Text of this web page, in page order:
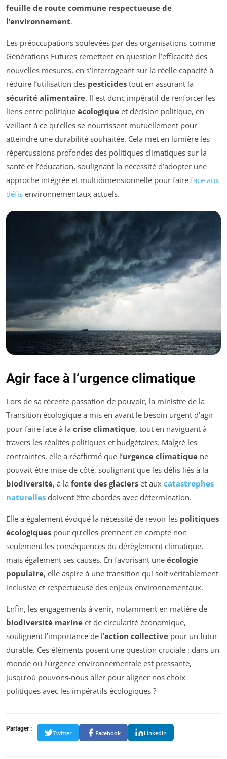
feuille de route commune respectueuse de
l’environnement.
Les préoccupations soulevées par des organisations comme
Générations Futures remettent en question l’efficacité des
nouvelles mesures, en s’interrogeant sur la réelle capacité à
réduire l’utilisation des pesticides tout en assurant la
sécurité alimentaire. Il est donc impératif de renforcer les
liens entre politique écologique et décision politique, en
veillant à ce qu’elles se nourrissent mutuellement pour
atteindre une durabilité souhaitée. Cela met en lumière les
répercussions profondes des politiques climatiques sur la
santé et l’éducation, soulignant la nécessité d’adopter une
approche intégrée et multidimensionnelle pour faire face aux
défis environnementaux actuels.
Agir face à l’urgence climatique
Lors de sa récente passation de pouvoir, la ministre de la
Transition écologique a mis en avant le besoin urgent d’agir
pour faire face à la crise climatique, tout en naviguant à
travers les réalités politiques et budgétaires. Malgré les
contraintes, elle a réaffirmé que l’urgence climatique ne
pouvait être mise de côté, soulignant que les défis liés à la
biodiversité, à la fonte des glaciers et aux catastrophes
naturelles doivent être abordés avec détermination.
Elle a également évoqué la nécessité de revoir les politiques
écologiques pour qu’elles prennent en compte non
seulement les conséquences du dérèglement climatique,
mais également ses causes. En favorisant une écologie
populaire, elle aspire à une transition qui soit véritablement
inclusive et respectueuse des enjeux environnementaux.
Enfin, les engagements à venir, notamment en matière de
biodiversité marine et de circularité économique,
soulignent l’importance de l’action collective pour un futur
durable. Ces éléments posent une question cruciale : dans un
monde où l’urgence environnementale est pressante,
jusqu’où pouvons-nous aller pour aligner nos choix
politiques avec les impératifs écologiques ?
Partager :
Twitter Facebook LinkedIn